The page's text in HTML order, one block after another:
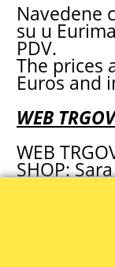
Navedene
su u
PDV.
The prices
Euros and
WEB
WEB
SHOP: